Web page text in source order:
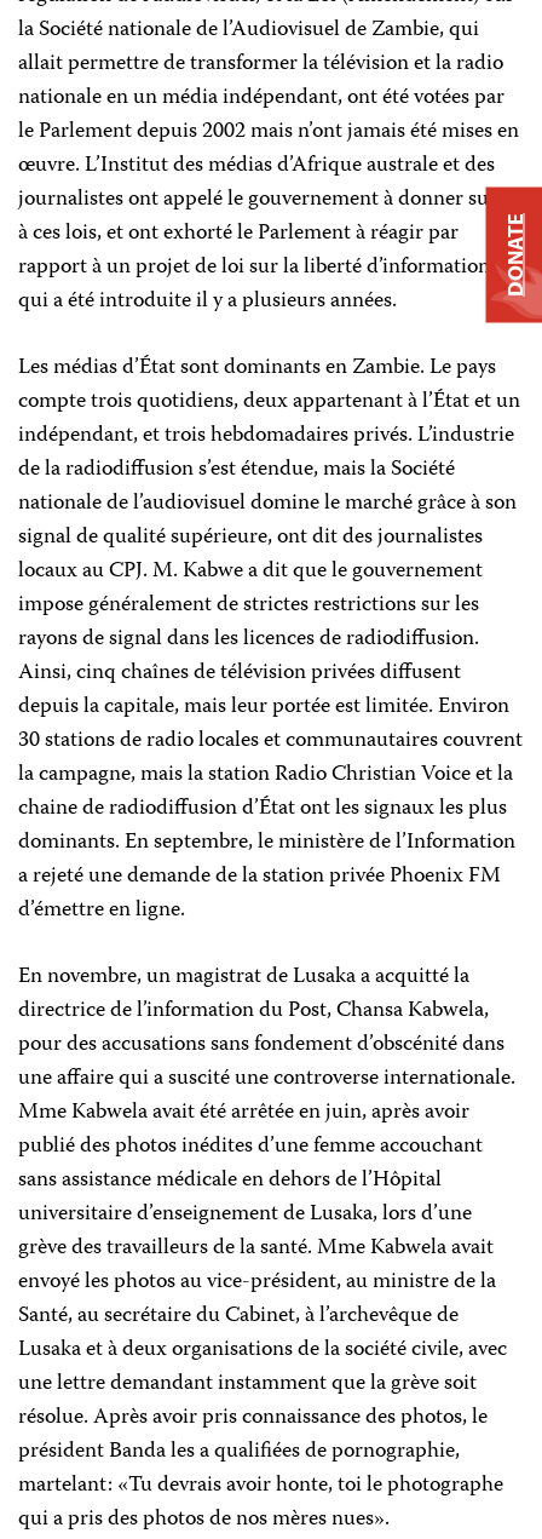
la Société nationale de l’Audiovisuel de Zambie, qui
allait permettre de transformer la télévision et la radio
nationale en un média indépendant, ont été votées par
le Parlement depuis 2002 mais n’ont jamais été mises en
œuvre. L’Institut des médias d’Afrique australe et des
journalistes ont appelé le gouvernement à donner suite
à ces lois, et ont exhorté le Parlement à réagir par
rapport à un projet de loi sur la liberté d’information
qui a été introduite il y a plusieurs années.
Les médias d’État sont dominants en Zambie. Le pays
compte trois quotidiens, deux appartenant à l’État et un
indépendant, et trois hebdomadaires privés. L’industrie
de la radiodiffusion s’est étendue, mais la Société
nationale de l’audiovisuel domine le marché grâce à son
signal de qualité supérieure, ont dit des journalistes
locaux au CPJ. M. Kabwe a dit que le gouvernement
impose généralement de strictes restrictions sur les
rayons de signal dans les licences de radiodiffusion.
Ainsi, cinq chaînes de télévision privées diffusent
depuis la capitale, mais leur portée est limitée. Environ
30 stations de radio locales et communautaires couvrent
la campagne, mais la station Radio Christian Voice et la
chaine de radiodiffusion d’État ont les signaux les plus
dominants. En septembre, le ministère de l’Information
a rejeté une demande de la station privée Phoenix FM
d’émettre en ligne.
En novembre, un magistrat de Lusaka a acquitté la
directrice de l’information du Post, Chansa Kabwela,
pour des accusations sans fondement d’obscénité dans
une affaire qui a suscité une controverse internationale.
Mme Kabwela avait été arrêtée en juin, après avoir
publié des photos inédites d’une femme accouchant
sans assistance médicale en dehors de l’Hôpital
universitaire d’enseignement de Lusaka, lors d’une
grève des travailleurs de la santé. Mme Kabwela avait
envoyé les photos au vice-président, au ministre de la
Santé, au secrétaire du Cabinet, à l’archevêque de
Lusaka et à deux organisations de la société civile, avec
une lettre demandant instamment que la grève soit
résolue. Après avoir pris connaissance des photos, le
président Banda les a qualifiées de pornographie,
martelant: «Tu devrais avoir honte, toi le photographe
qui a pris des photos de nos mères nues».
DONATE